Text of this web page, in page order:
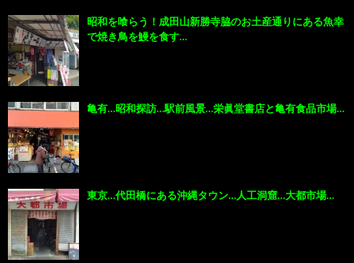
昭和を喰らう！成田山新勝寺脇のお土産通りにある魚幸
で焼き鳥を鰻を食す…
亀有…昭和探訪…駅前風景…栄眞堂書店と亀有食品市場…
東京…代田橋にある沖縄タウン…人工洞窟…大都市場…